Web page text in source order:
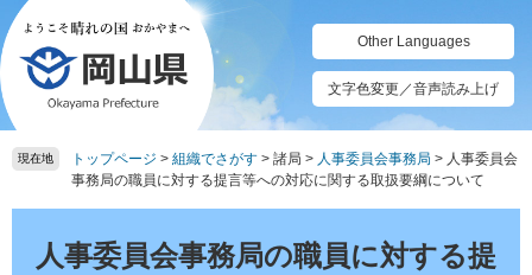
ペ
ー
ジ
の
先
頭
メ
ニ
ュ
ー
を
飛
て
Other Languages
文字色変更／音声読み上げ
現在地 トップページ > 組織でさがす > 諸局 > 人事委員会事務局 > 人事委員会
事務局の職員に対する提言等への対応に関する取扱要綱について
人事委員会事務局の職員に対する提